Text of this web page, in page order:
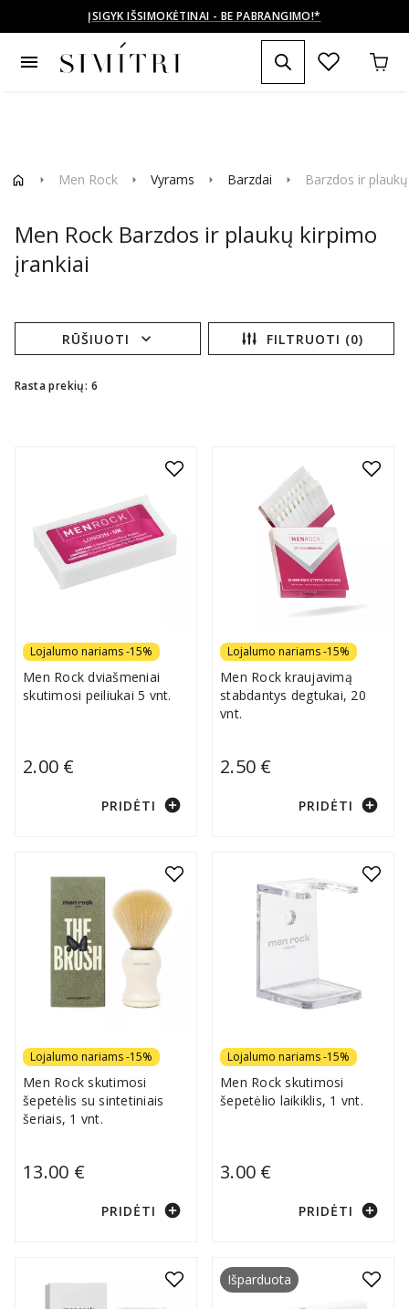
ĮSIGYK IŠSIMOKĖTINAI - BE PABRANGIMO!*
menu
arrow_right Men Rock arrow_right Vyrams arrow_right Barzdai arrow_right Barzdos ir
Men Rock Barzdos ir plaukų kirpimo
įrankiai
RŪŠIUOTI expand_more FILTRUOTI (0)
Rasta prekių: 6
Lojalumo nariams -15%
Men Rock dviašmeniai
skutimosi peiliukai 5 vnt.
2.00 €
PRIDĖTI add_circle
Lojalumo nariams -15%
Men Rock kraujavimą
stabdantys degtukai, 20
vnt.
2.50 €
PRIDĖTI add_circle
Lojalumo nariams -15%
Men Rock skutimosi
šepetėlis su sintetiniais
šeriais, 1 vnt.
13.00 €
PRIDĖTI add_circle
Lojalumo nariams -15%
Men Rock skutimosi
šepetėlio laikiklis, 1 vnt.
3.00 €
PRIDĖTI add_circle
Išparduota